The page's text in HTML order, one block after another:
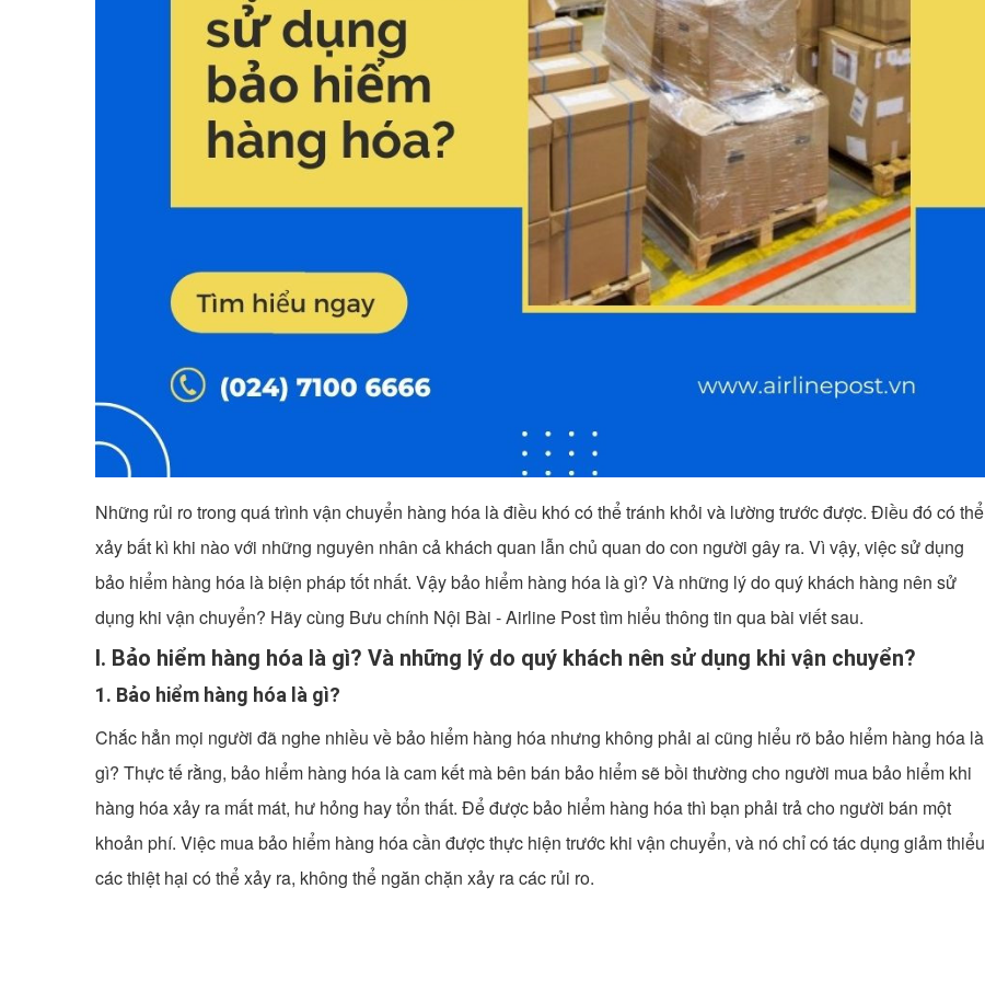
Những rủi ro trong quá trình vận chuyển hàng hóa là điều khó có thể tránh khỏi và lường trước được. Điều đó có thể
xảy bất kì khi nào với những nguyên nhân cả khách quan lẫn chủ quan do con người gây ra. Vì vậy, việc sử dụng
bảo hiểm hàng hóa là biện pháp tốt nhất. Vậy bảo hiểm hàng hóa là gì? Và những lý do quý khách hàng nên sử
dụng khi vận chuyển? Hãy cùng Bưu chính Nội Bài - Airline Post tìm hiểu thông tin qua bài viết sau.
I. Bảo hiểm hàng hóa là gì? Và những lý do quý khách nên sử dụng khi vận chuyển?
1. Bảo hiểm hàng hóa là gì?
Chắc hẳn mọi người đã nghe nhiều về bảo hiểm hàng hóa nhưng không phải ai cũng hiểu rõ bảo hiểm hàng hóa là
gì? Thực tế rằng, bảo hiểm hàng hóa là cam kết mà bên bán bảo hiểm sẽ bồi thường cho người mua bảo hiểm khi
hàng hóa xảy ra mất mát, hư hỏng hay tổn thất. Để được bảo hiểm hàng hóa thì bạn phải trả cho người bán một
khoản phí. Việc mua bảo hiểm hàng hóa cần được thực hiện trước khi vận chuyển, và nó chỉ có tác dụng giảm thiểu
các thiệt hại có thể xảy ra, không thể ngăn chặn xảy ra các rủi ro.